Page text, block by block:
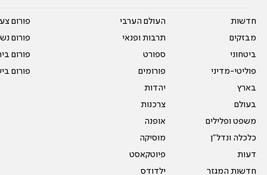
חדשות
מבזקים
ביטחוני
פוליטי-מדיני
בארץ
בעולם
משפט ופלילים
כלכלה ונדל"ן
דעות
חדשות המגזר
העולם הערבי
תרבות ופנאי
ספורט
פורומים
יהדות
צרכנות
אופנה
מוסיקה
פיוטקאסט
ילדודס
פורום
פורום
פורום
פורום